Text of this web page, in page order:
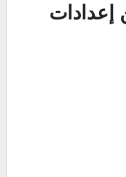
إعدادات